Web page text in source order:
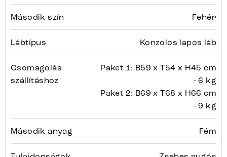
Második szín Fehér
Lábtípus Konzolos lapos láb
Csomagolás
szállításhoz
Paket 1: B59 x T54 x H45 cm
- 6 kg
Paket 2: B69 x T68 x H66 cm
- 9 kg
Második anyag Fém